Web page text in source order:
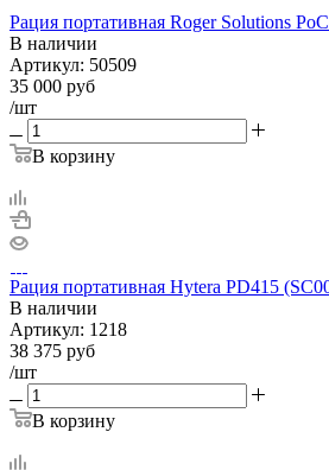
Рация портативная Roger Solutions
В наличии
Артикул: 50509
35 000 руб
/шт
В корзину
Рация портативная Hytera PD415
В наличии
Артикул: 1218
38 375 руб
/шт
В корзину